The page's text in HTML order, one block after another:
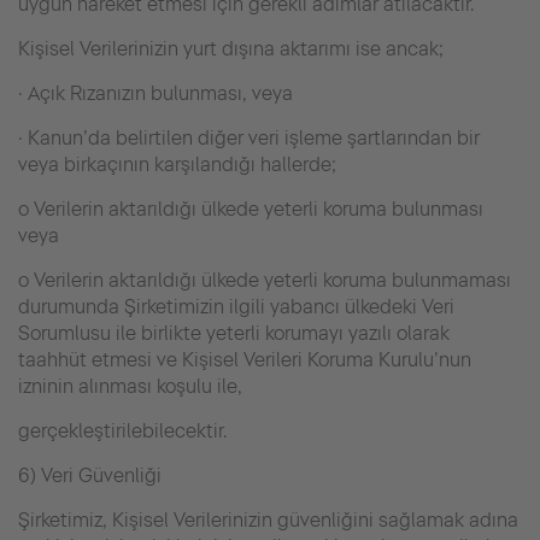
Kişisel Verilerinizin yurt dışına aktarımı ise ancak;
· Açık Rızanızın bulunması, veya
· Kanun’da belirtilen diğer veri işleme şartlarından bir
veya birkaçının karşılandığı hallerde;
o Verilerin aktarıldığı ülkede yeterli koruma bulunması
veya
o Verilerin aktarıldığı ülkede yeterli koruma bulunmaması
durumunda Şirketimizin ilgili yabancı ülkedeki Veri
Sorumlusu ile birlikte yeterli korumayı yazılı olarak
taahhüt etmesi ve Kişisel Verileri Koruma Kurulu’nun
izninin alınması koşulu ile,
gerçekleştirilebilecektir.
6) Veri Güvenliği
Şirketimiz, Kişisel Verilerinizin güvenliğini sağlamak adına